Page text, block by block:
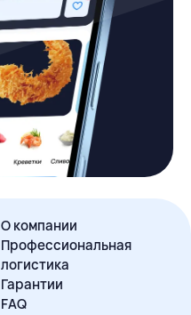
О компании
Профессиональная
логистика
Гарантии
FAQ